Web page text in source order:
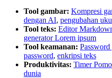
Tool gambar: Kompresi
dengan AI, pengubahan
Tool teks: Editor
generator Lorem ipsum
Tool keamanan: Password
password, enkripsi teks
Produktivitas: Timer
dunia